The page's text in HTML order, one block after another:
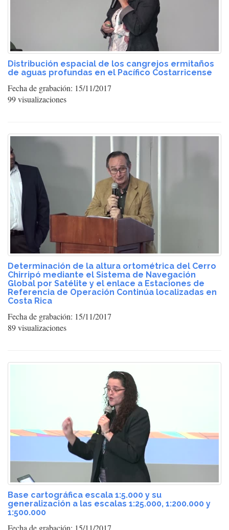
Distribución espacial de los cangrejos ermitaños
de aguas profundas en el Pacífico Costarricense
Fecha de grabación: 15/11/2017
99 visualizaciones
Determinación de la altura ortométrica del Cerro
Chirripó mediante el Sistema de Navegación
Global por Satélite y el enlace a Estaciones de
Referencia de Operación Continúa localizadas en
Costa Rica
Fecha de grabación: 15/11/2017
89 visualizaciones
Base cartográfica escala 1:5.000 y su
generalización a las escalas 1:25.000, 1:200.000 y
1:500.000
Fecha de grabación: 15/11/2017